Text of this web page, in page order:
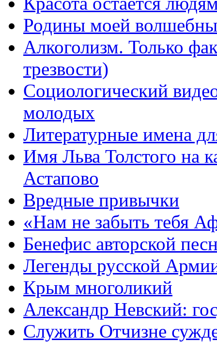
Родины моей
Алкоголизм. Только
трезвости)
Социологический
молодых
Литературные имена
Имя Льва Толстого на
Астапово
Вредные привычки
«Нам не забыть тебя
Бенефис авторской
Легенды русской
Крым многоликий
Александр Невский:
Служить Отчизне